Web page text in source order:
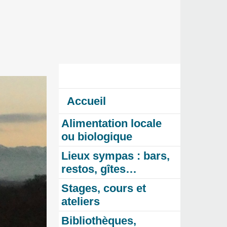
Accueil
Alimentation locale
ou biologique
Lieux sympas : bars,
restos, gîtes…
Stages, cours et
ateliers
Bibliothèques,